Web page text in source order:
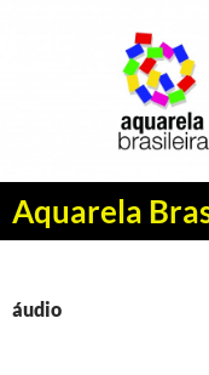
Aquarela
Pesquisar
PULAR
CONTEÚDO
áudio